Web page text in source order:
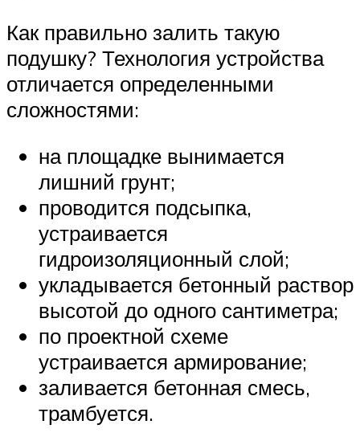
Как правильно залить такую
подушку? Технология устройства
отличается определенными
сложностями:
на площадке вынимается
лишний грунт;
проводится подсыпка,
устраивается
гидроизоляционный слой;
укладывается бетонный раствор
высотой до одного сантиметра;
по проектной схеме
устраивается армирование;
заливается бетонная смесь,
трамбуется.